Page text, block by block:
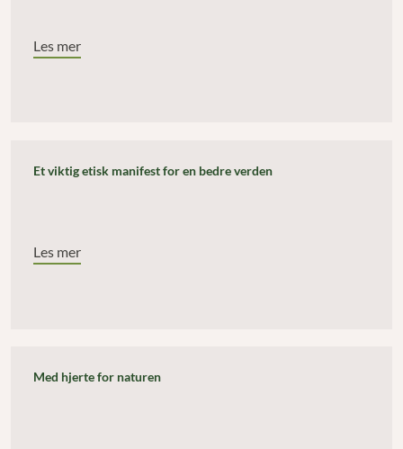
Les mer
Et viktig etisk manifest for en bedre verden
Les mer
Med hjerte for naturen